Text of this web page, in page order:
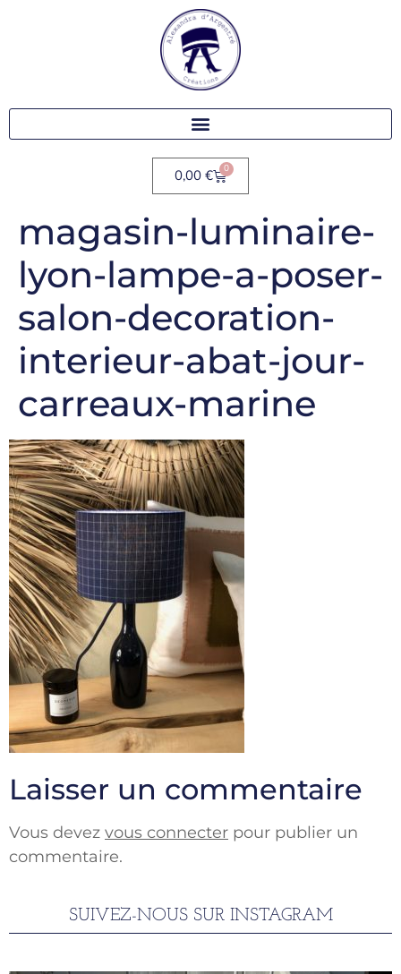
0,00 € 0
magasin-luminaire-
lyon-lampe-a-poser-
salon-decoration-
interieur-abat-jour-
carreaux-marine
Laisser un commentaire
Vous devez vous connecter pour publier un
commentaire.
SUIVEZ-NOUS SUR INSTAGRAM